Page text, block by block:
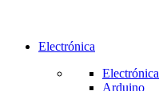
Electrónica
Electrónica
Arduino